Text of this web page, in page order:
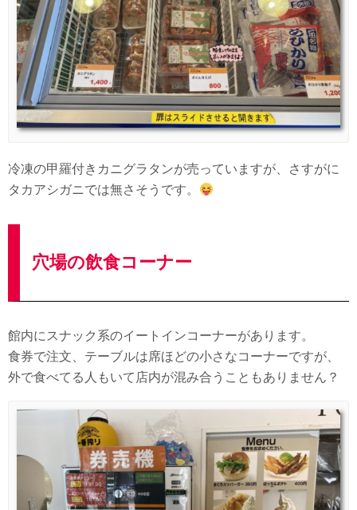
冷凍の甲羅付きカニグラタンが売っていますが、さすがに
タカアシガニでは無さそうです。
穴場の飲食コーナー
館内にスナック系のイートインコーナーがあります。
食券で注文、テーブルは席ほどの小さなコーナーですが、
外で食べてる人もいて店内が混み合うこともありません？